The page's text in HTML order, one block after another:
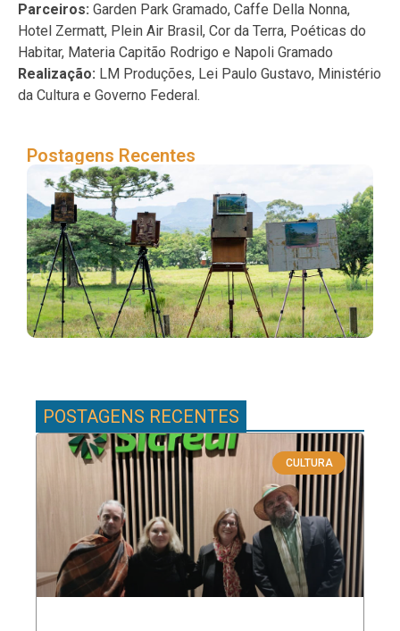
Parceiros: Garden Park Gramado, Caffe Della Nonna,
Hotel Zermatt, Plein Air Brasil, Cor da Terra, Poéticas do
Habitar, Materia Capitão Rodrigo e Napoli Gramado
Realização: LM Produções, Lei Paulo Gustavo, Ministério
da Cultura e Governo Federal.
Postagens Recentes
POSTAGENS RECENTES
CULTURA